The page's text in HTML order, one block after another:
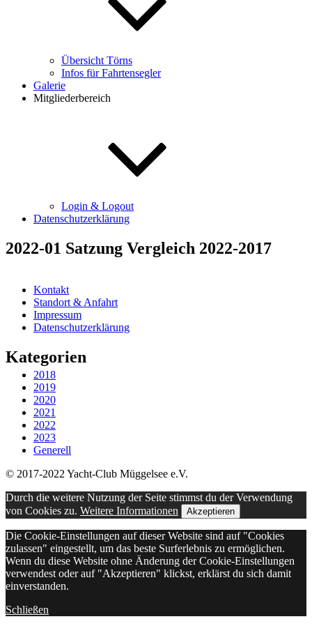
Übersicht Törns
Infos für Fahrtensegler
Galerie
Mitgliederbereich
Login & Logout
Datenschutzerklärung
2022-01 Satzung Vergleich 2022-2017
Kontakt
Standort & Anfahrt
Impressum
Datenschutzerklärung
Kategorien
2018
2019
2020
2021
2022
2023
Generell
© 2017-2022 Yacht-Club Müggelsee e.V.
Durch die weitere Nutzung der Seite stimmst du der Verwendung
von Cookies zu. Weitere Informationen Akzeptieren
Die Cookie-Einstellungen auf dieser Website sind auf "Cookies
zulassen" eingestellt, um das beste Surferlebnis zu ermöglichen.
Wenn du diese Website ohne Änderung der Cookie-Einstellungen
verwendest oder auf "Akzeptieren" klickst, erklärst du sich damit
einverstanden.
Schließen